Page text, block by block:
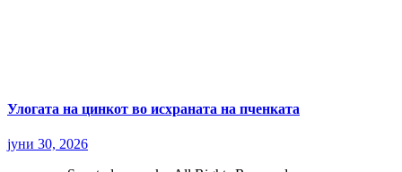
Улогата на цинкот во исхраната на пченката
јуни 30, 2026